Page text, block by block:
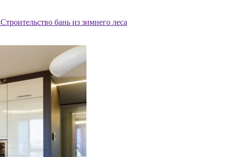
Строительство бань из зимнего леса